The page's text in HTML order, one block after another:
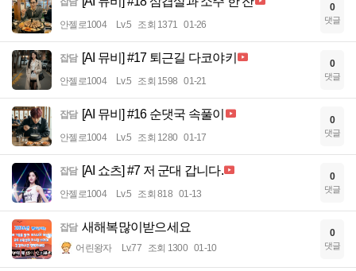
안젤로1004 Lv.5 조회 1371 01-26
0
댓글
잡담 [AI 뮤비] #17 퇴근길 다코야키
안젤로1004 Lv.5 조회 1598 01-21
0
댓글
잡담 [AI 뮤비] #16 순댓국 속풀이
안젤로1004 Lv.5 조회 1280 01-17
0
댓글
잡담 [AI 쇼츠] #7 저 군대 갑니다.
안젤로1004 Lv.5 조회 818 01-13
0
댓글
잡담 새해복많이받으세요
어린왕자 Lv.77 조회 1300 01-10
0
댓글